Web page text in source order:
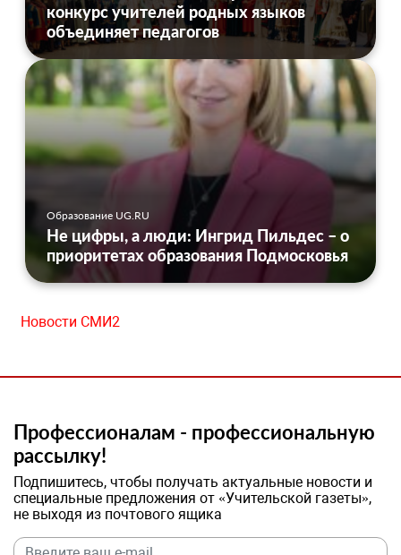
конкурс учителей родных языков
объединяет педагогов
Образование UG.RU
Не цифры, а люди: Ингрид Пильдес – о
приоритетах образования Подмосковья
Новости СМИ2
Профессионалам - профессиональную
рассылку!
Подпишитесь, чтобы получать актуальные новости и
специальные предложения от «Учительской газеты»,
не выходя из почтового ящика